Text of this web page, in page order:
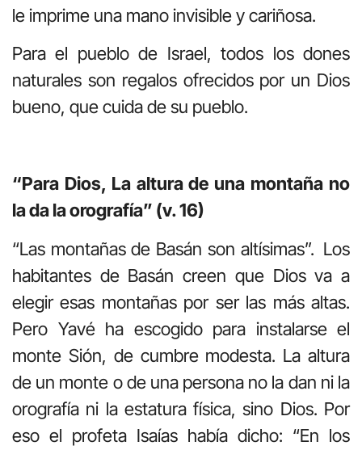
le imprime una mano invisible y cariñosa.
Para el pueblo de Israel, todos los dones
naturales son regalos ofrecidos por un Dios
bueno, que cuida de su pueblo.
“Para Dios, La altura de una montaña no
la da la orografía” (v. 16)
“Las montañas de Basán son altísimas”. Los
habitantes de Basán creen que Dios va a
elegir esas montañas por ser las más altas.
Pero Yavé ha escogido para instalarse el
monte Sión, de cumbre modesta. La altura
de un monte o de una persona no la dan ni la
orografía ni la estatura física, sino Dios. Por
eso el profeta Isaías había dicho: “En los